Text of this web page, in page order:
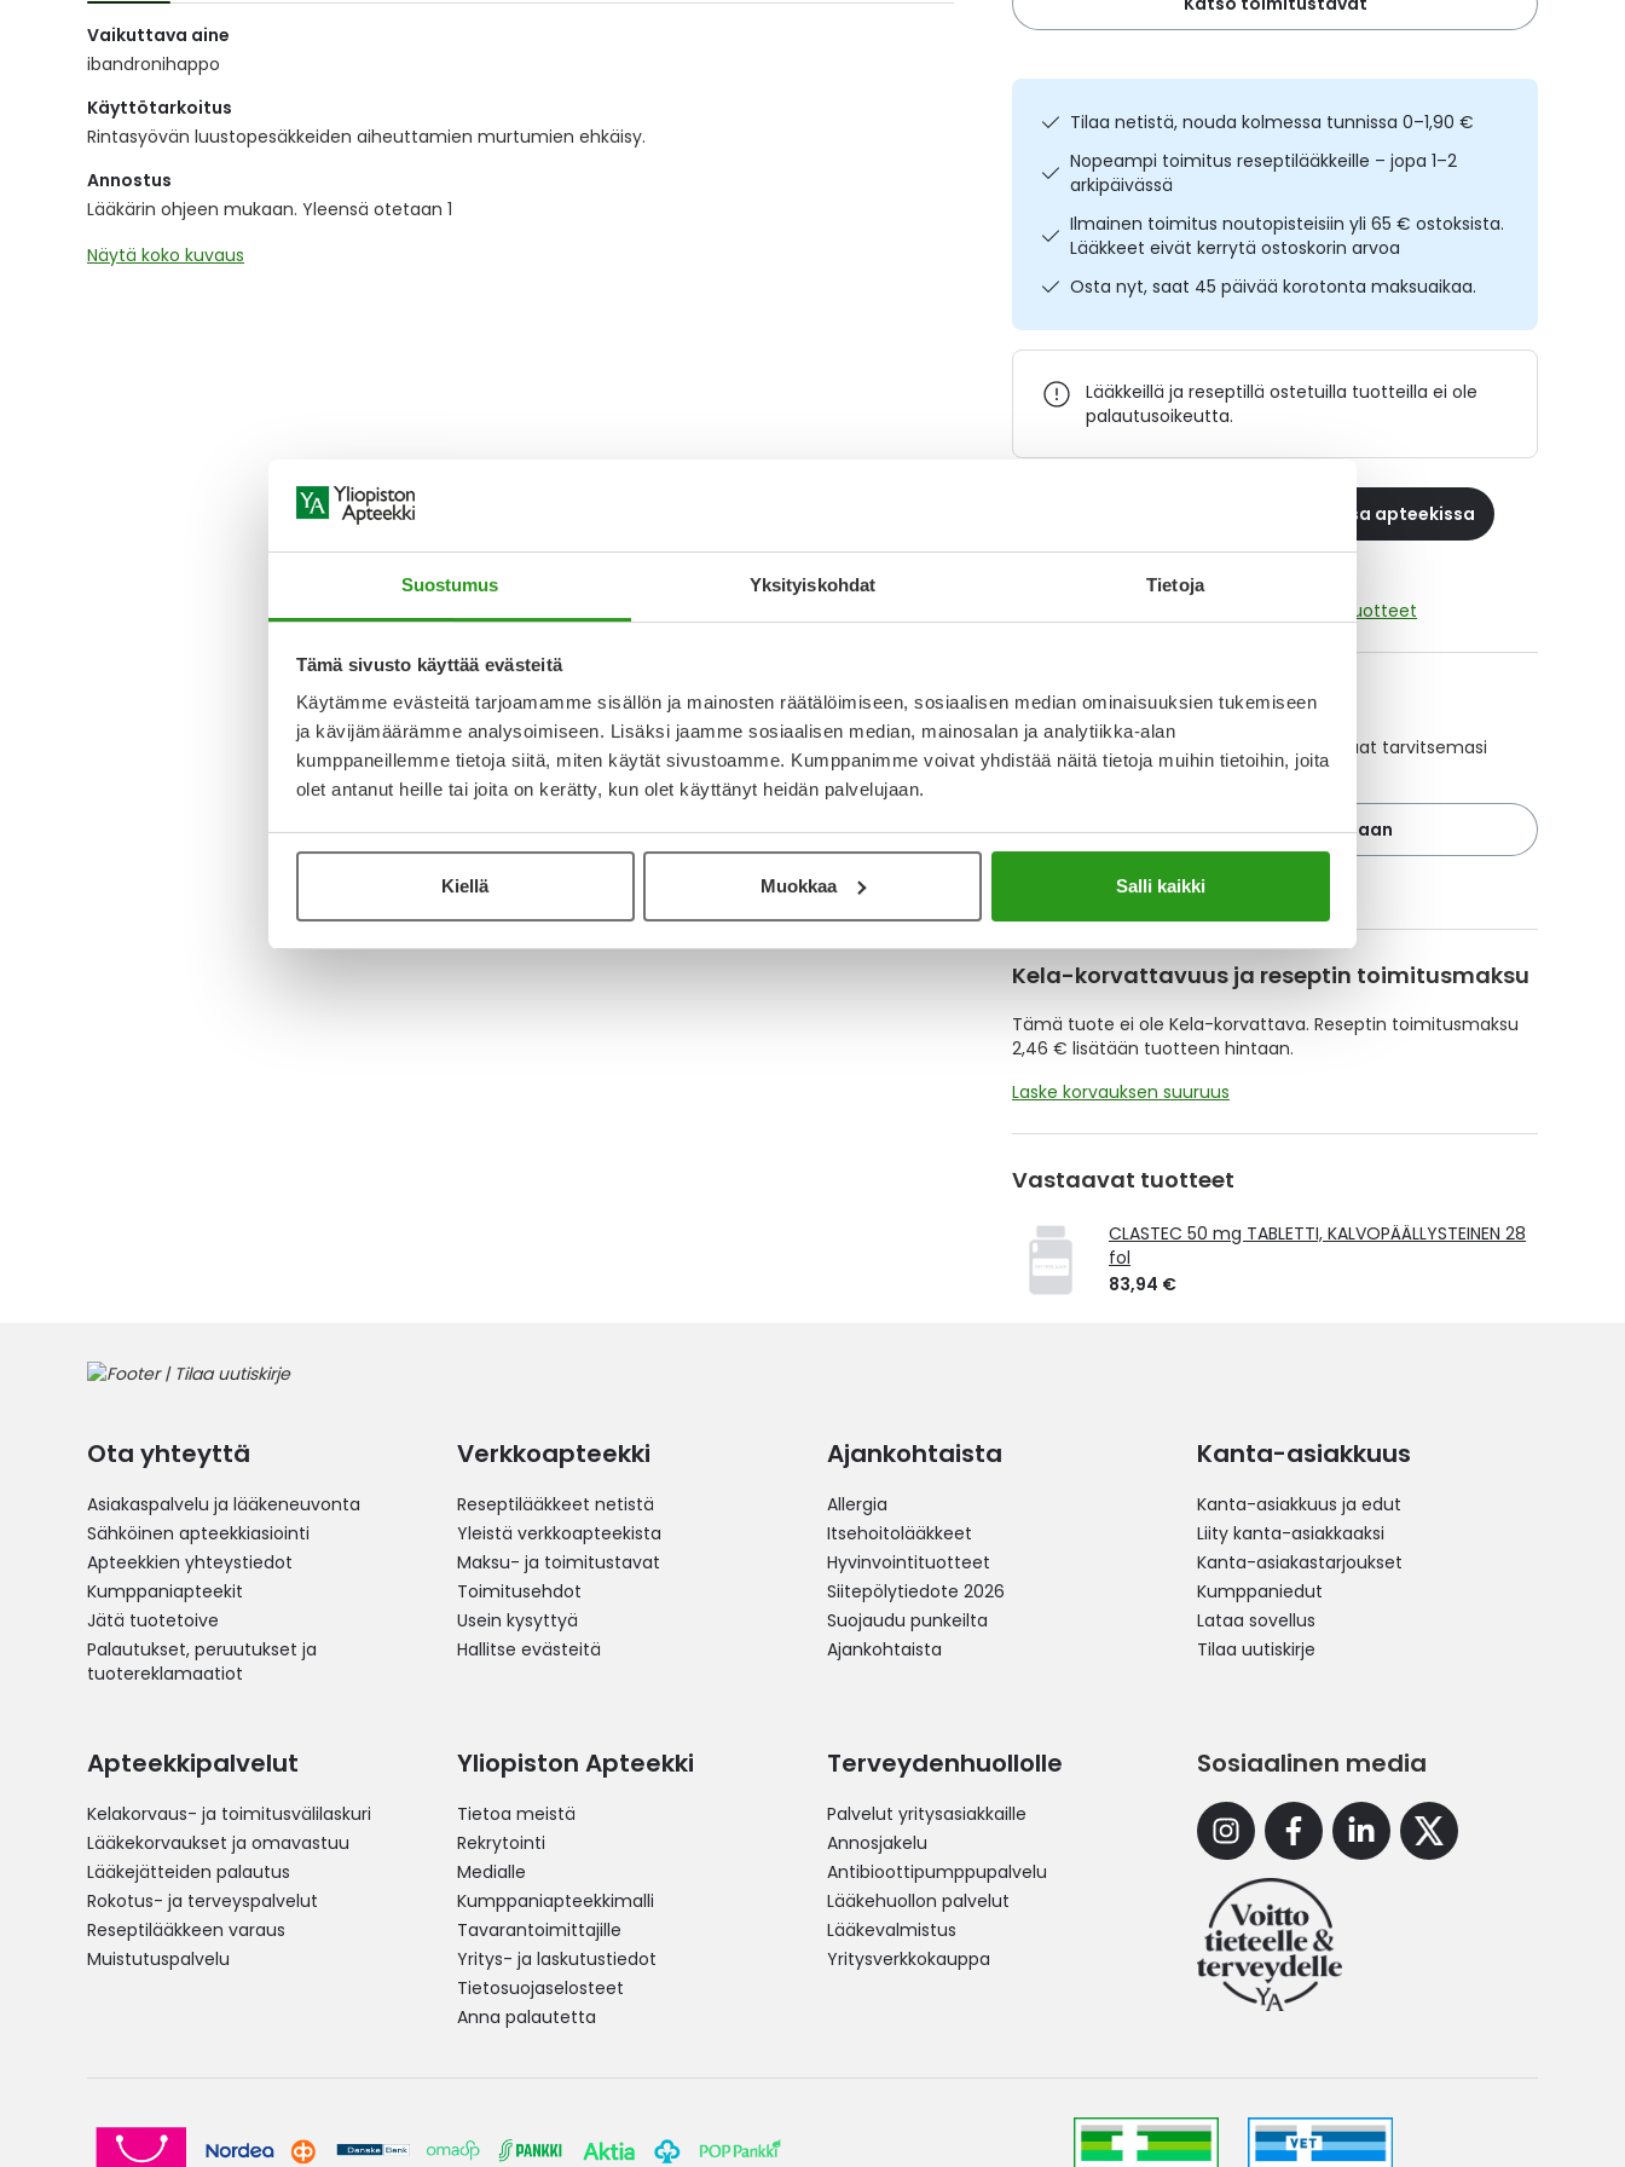
Suostumus Yksityiskohdat Tietoja
Tämä sivusto käyttää evästeitä
Käytämme evästeitä tarjoamamme sisällön ja mainosten räätälöimiseen, sosiaalisen median ominaisuuksien tukemiseen
ja kävijämäärämme analysoimiseen. Lisäksi jaamme sosiaalisen median, mainosalan ja analytiikka-alan
kumppaneillemme tietoja siitä, miten käytät sivustoamme. Kumppanimme voivat yhdistää näitä tietoja muihin tietoihin, joita
olet antanut heille tai joita on kerätty, kun olet käyttänyt heidän palvelujaan.
Kiellä Muokkaa Salli kaikki
the
images
Vaikuttava aine
ibandronihappo
Käyttötarkoitus
Rintasyövän luustopesäkkeiden aiheuttamien murtumien ehkäisy.
Annostus
Lääkärin ohjeen mukaan. Yleensä otetaan 1
Näytä koko kuvaus
Tilaa netistä, nouda kolmessa tunnissa 0–1,90 €
Nopeampi toimitus reseptilääkkeille – jopa 1–2
arkipäivässä
Ilmainen toimitus noutopisteisiin yli 65 € ostoksista.
Lääkkeet eivät kerrytä ostoskorin arvoa
Osta nyt, saat 45 päivää korotonta maksuaikaa.
Lääkkeillä ja reseptillä ostetuilla tuotteilla ei ole
palautusoikeutta.
Varaa reseptilääke apteekkiin, maksa apteekissa
Katso kaikki IBANDRONATE RATIOPHARM-tuotteet
YA-muistuttaja
Muistuttajan avulla pidät huolen, että tilaat tarvitsemasi
tuotteet ajoissa, eivätkä ne lopu kesken.
Lisää tuote muistuttajaan
Lue lisää muistuttajasta
Kela-korvattavuus ja reseptin toimitusmaksu
Tämä tuote ei ole Kela-korvattava. Reseptin toimitusmaksu
2,46 € lisätään tuotteen hintaan.
Laske korvauksen suuruus
Vastaavat tuotteet
CLASTEC 50 mg TABLETTI, KALVOPÄÄLLYSTEINEN 28
fol
83,94 €
Ota yhteyttä
Asiakaspalvelu ja lääkeneuvonta
Sähköinen apteekkiasiointi
Apteekkien yhteystiedot
Kumppaniapteekit
Jätä tuotetoive
Palautukset, peruutukset ja
tuotereklamaatiot
Verkkoapteekki
Reseptilääkkeet netistä
Yleistä verkkoapteekista
Maksu- ja toimitustavat
Toimitusehdot
Usein kysyttyä
Hallitse evästeitä
Ajankohtaista
Allergia
Itsehoitolääkkeet
Hyvinvointituotteet
Siitepölytiedote 2026
Suojaudu punkeilta
Ajankohtaista
Kanta-asiakkuus
Kanta-asiakkuus ja edut
Liity kanta-asiakkaaksi
Kanta-asiakastarjoukset
Kumppaniedut
Lataa sovellus
Tilaa uutiskirje
Apteekkipalvelut
Kelakorvaus- ja toimitusvälilaskuri
Lääkekorvaukset ja omavastuu
Lääkejätteiden palautus
Rokotus- ja terveyspalvelut
Reseptilääkkeen varaus
Muistutuspalvelu
Yliopiston Apteekki
Tietoa meistä
Rekrytointi
Medialle
Kumppaniapteekkimalli
Tavarantoimittajille
Yritys- ja laskutustiedot
Tietosuojaselosteet
Anna palautetta
Terveydenhuollolle
Palvelut yritysasiakkaille
Annosjakelu
Antibioottipumppupalvelu
Lääkehuollon palvelut
Lääkevalmistus
Yritysverkkokauppa
Sosiaalinen media
InstagramFacebookLinkedinX